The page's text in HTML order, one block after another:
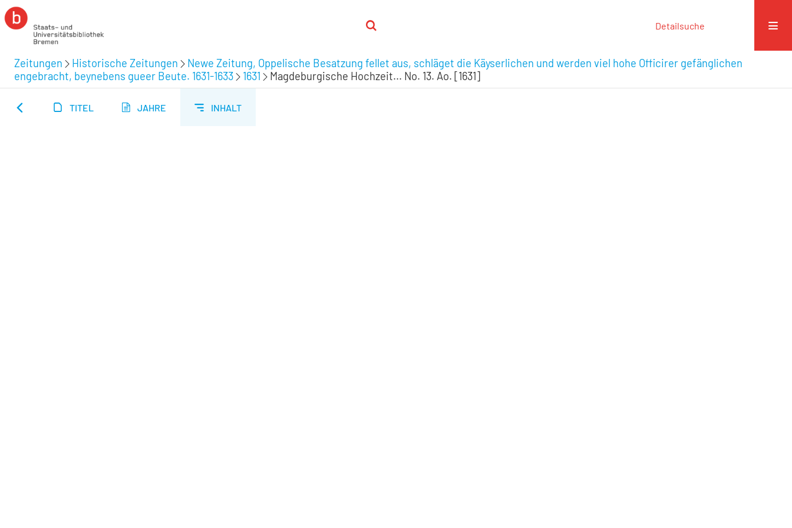
Detailsuche
Zeitungen Historische Zeitungen
Newe Zeitung, Oppelische Besatzung fellet aus, schläget die Käyserlichen und werden viel hohe Officirer gefänglichen
engebracht, beynebens gueer Beute. 1631-1633
1631 Magdeburgische Hochzeit... No. 13. Ao. [1631]
TITEL JAHRE INHALT